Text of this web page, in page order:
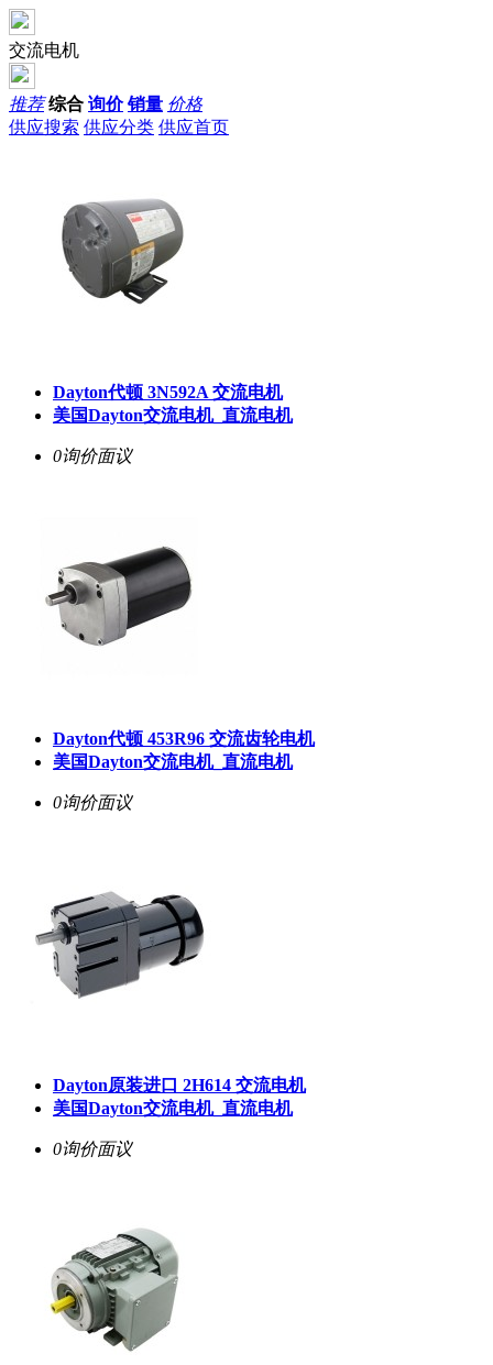
交流电机
推荐 综合 询价 销量 价格
供应搜索 供应分类 供应首页
Dayton代顿 3N592A 交流电机
美国Dayton交流电机_直流电机
0询价面议
Dayton代顿 453R96 交流齿轮电机
美国Dayton交流电机_直流电机
0询价面议
Dayton原装进口 2H614 交流电机
美国Dayton交流电机_直流电机
0询价面议